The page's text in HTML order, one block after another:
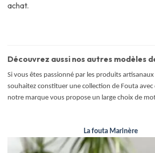
achat.
Découvrez aussi nos autres modèles
Si vous êtes passionné par les produits
souhaitez constituer une collection de Fouta
notre marque vous propose un large choix de
La fouta Marinère